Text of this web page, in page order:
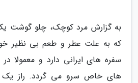
به گزارش مرد کوچک، چلو
که به علت عطر و طعم بی نظیر
سفره های ایرانی دارد و معمولا
های خاص سرو می گردد. راز یک